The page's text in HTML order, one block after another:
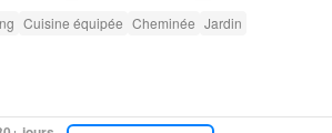
Cuisine équipée Cheminée Jardin